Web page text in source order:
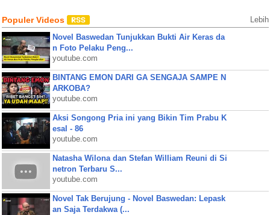
Populer Videos Lebih
Novel Baswedan Tunjukkan Bukti Air Keras da
n Foto Pelaku Peng...
youtube.com
BINTANG EMON DARI GA SENGAJA SAMPE N
ARKOBA?
youtube.com
Aksi Songong Pria ini yang Bikin Tim Prabu K
esal - 86
youtube.com
Natasha Wilona dan Stefan William Reuni di Si
netron Terbaru S...
youtube.com
Novel Tak Berujung - Novel Baswedan: Lepask
an Saja Terdakwa (...